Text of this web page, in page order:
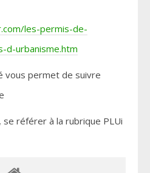
les-permis-de-
d-urbanisme.htm
vous permet de suivre
se référer à la rubrique PLUi